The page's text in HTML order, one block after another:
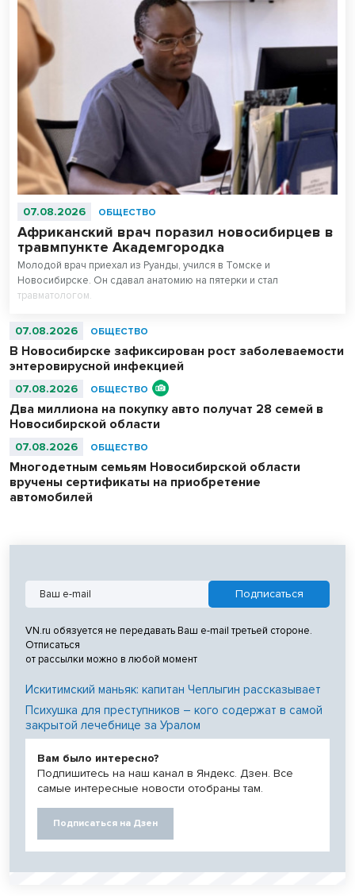
07.08.2026 ОБЩЕСТВО
Африканский врач поразил новосибирцев в
травмпункте Академгородка
Молодой врач приехал из Руанды, учился в Томске и
Новосибирске. Он сдавал анатомию на пятерки и стал
травматологом.
07.08.2026 ОБЩЕСТВО
В Новосибирске зафиксирован рост заболеваемости
энтеровирусной инфекцией
07.08.2026 ОБЩЕСТВО
Два миллиона на покупку авто получат 28 семей в
Новосибирской области
07.08.2026 ОБЩЕСТВО
Многодетным семьям Новосибирской области
вручены сертификаты на приобретение
автомобилей
VN.ru обязуется не передавать Ваш e-mail третьей стороне.
Отписаться
от рассылки можно в любой момент
Искитимский маньяк: капитан Чеплыгин рассказывает
Психушка для преступников – кого содержат в самой
закрытой лечебнице за Уралом
Вам было интересно?
Подпишитесь на наш канал в Яндекс. Дзен. Все
самые интересные новости отобраны там.
Подписаться на Дзен